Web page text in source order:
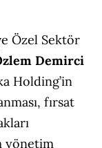
Özel Sektör
Demirci
Holding’in
fırsat
yönetim